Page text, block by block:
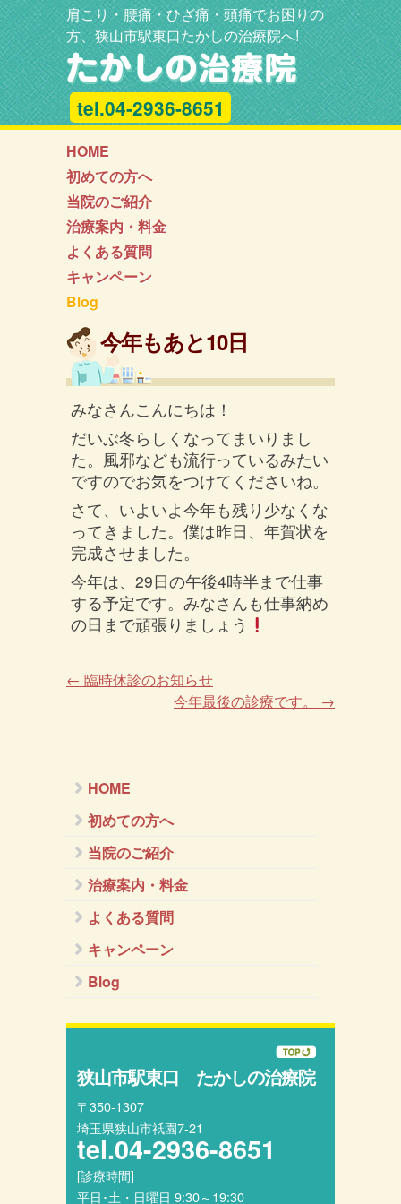
肩こり・腰痛・ひざ痛・頭痛でお困りの
方、狭山市駅東口たかしの治療院へ!
tel.04-2936-8651
HOME
初めての方へ
当院のご紹介
治療案内・料金
よくある質問
キャンペーン
Blog
今年もあと10日
みなさんこんにちは！
だいぶ冬らしくなってまいりまし
た。風邪なども流行っているみたい
ですのでお気をつけてくださいね。
さて、いよいよ今年も残り少なくな
ってきました。僕は昨日、年賀状を
完成させました。
今年は、29日の午後4時半まで仕事
する予定です。みなさんも仕事納め
の日まで頑張りましょう
← 臨時休診のお知らせ
今年最後の診療です。 →
HOME
初めての方へ
当院のご紹介
治療案内・料金
よくある質問
キャンペーン
Blog
狭山市駅東口 たかしの治療院
〒350-1307
埼玉県狭山市祇園7-21
tel.04-2936-8651
[診療時間]
平日･土・日曜日 9:30～19:30